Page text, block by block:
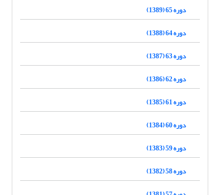
دوره 65 (1389)
دوره 64 (1388)
دوره 63 (1387)
دوره 62 (1386)
دوره 61 (1385)
دوره 60 (1384)
دوره 59 (1383)
دوره 58 (1382)